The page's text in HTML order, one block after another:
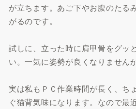
が立ちます。あご下やお腹のたる
がるのです。
試しに、立った時に肩甲骨をグッ
い。一気に姿勢が良くなりません
実は私もＰＣ作業時間が長く、ち
ぐ猫背気味になります。なので最